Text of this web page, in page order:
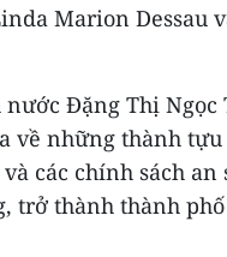
Marion Dessau
nước Đặng Thị
về những thành
các chính sách
trở thành thành